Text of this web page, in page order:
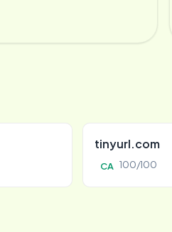
tinyurl.com
CA 100/100